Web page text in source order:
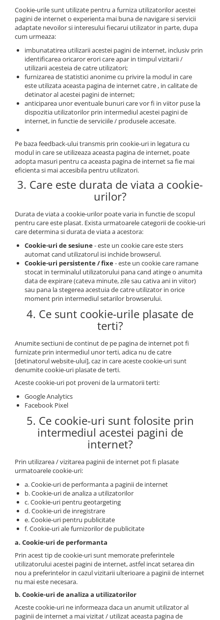
Cookie-urile sunt utilizate pentru a furniza utilizatorilor acestei
pagini de internet o experienta mai buna de navigare si servicii
adaptate nevoilor si interesului fiecarui utilizator in parte, dupa
cum urmeaza:
imbunatatirea utilizarii acestei pagini de internet, inclusiv prin
identificarea oricaror erori care apar in timpul vizitarii /
utilizarii acesteia de catre utilizatori;
furnizarea de statistici anonime cu privire la modul in care
este utilizata aceasta pagina de internet catre , in calitate de
detinator al acestei pagini de internet;
anticiparea unor eventuale bunuri care vor fi in viitor puse la
dispozitia utilizatorilor prin intermediul acestei pagini de
internet, in functie de serviciile / produsele accesate.
Pe baza feedback-ului transmis prin cookie-uri in legatura cu
modul in care se utilizeaza aceasta pagina de internet, poate
adopta masuri pentru ca aceasta pagina de internet sa fie mai
eficienta si mai accesibila pentru utilizatori.
3. Care este durata de viata a cookie-
urilor?
Durata de viata a cookie-urilor poate varia in functie de scopul
pentru care este plasat. Exista urmatoarele categorii de cookie-uri
care determina si durata de viata a acestora:
Cookie-uri de sesiune- este un cookie care este sters
automat cand utilizatorul isi inchide browserul.
Cookie-uri persistente / fixe- este un cookie care ramane
stocat in terminalul utilizatorului pana cand atinge o anumita
data de expirare (cateva minute, zile sau cativa ani in viitor)
sau pana la stegerea acestuia de catre utilizator in orice
moment prin intermediul setarilor browserului.
4. Ce sunt cookie-urile plasate de
terti?
Anumite sectiuni de continut de pe pagina de internet pot fi
furnizate prin intermediul unor terti, adica nu de catre
[detinatorul website-ului], caz in care aceste cookie-uri sunt
denumite cookie-uri plasate de terti.
Aceste cookie-uri pot proveni de la urmatorii terti:
Google Analytics
Facebook Pixel
5. Ce cookie-uri sunt folosite prin
intermediul acestei pagini de
internet?
Prin utilizarea / vizitarea paginii de internet pot fi plasate
urmatoarele cookie-uri:
a. Cookie-uri de performanta a paginii de internet
b. Cookie-uri de analiza a utilizatorilor
c. Cookie-uri pentru geotargeting
d. Cookie-uri de inregistrare
e. Cookie-uri pentru publicitate
f. Cookie-uri ale furnizorilor de publicitate
a. Cookie-uri de performanta
Prin acest tip de cookie-uri sunt memorate preferintele
utilizatorului acestei pagini de internet, astfel incat setarea din
nou a preferintelor in cazul vizitarii ulterioare a paginii de internet
nu mai este necesara.
b. Cookie-uri de analiza a utilizatorilor
Aceste cookie-uri ne informeaza daca un anumit utilizator al
paginii de internet a mai vizitat / utilizat aceasta pagina de